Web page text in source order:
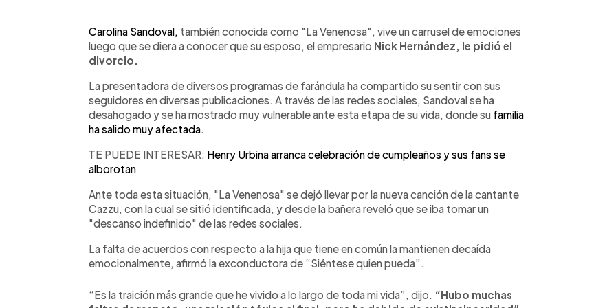
► Escuchar artículo
Carolina Sandoval, también conocida como "La Venenosa", vive un carrusel de emociones
luego que se diera a conocer que su esposo, el empresario Nick Hernández, le pidió el
divorcio.
La presentadora de diversos programas de farándula ha compartido su sentir con sus
seguidores en diversas publicaciones. A través de las redes sociales, Sandoval se ha
desahogado y se ha mostrado muy vulnerable ante esta etapa de su vida, donde su familia
ha salido muy afectada.
TE PUEDE INTERESAR: Henry Urbina arranca celebración de cumpleaños y sus fans se
alborotan
Ante toda esta situación, "La Venenosa" se dejó llevar por la nueva canción de la cantante
Cazzu, con la cual se sitió identificada, y desde la bañera reveló que se iba tomar un
"descanso indefinido" de las redes sociales.
La falta de acuerdos con respecto a la hija que tiene en común la mantienen decaída
emocionalmente, afirmó la exconductora de “Siéntese quien pueda”.
“Es la traición más grande que he vivido a lo largo de toda mi vida”, dijo. “Hubo muchas